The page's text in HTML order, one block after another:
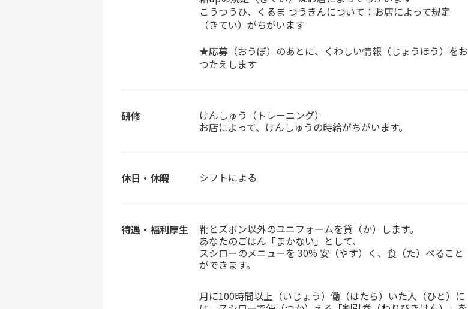
こうつうひ、くるま つうきんについて：お店によって規定
（きてい）がちがいます
★応募（おうぼ）のあとに、くわしい情報（じょうほう）をお
つたえします
研修
けんしゅう（トレーニング）
お店によって、けんしゅうの時給がちがいます。
休日・休暇 シフトによる
待遇・福利厚生
靴とズボン以外のユニフォームを貸（か）します。
あなたのごはん「まかない」として、
スシローのメニューを 30% 安（やす）く、食（た）べること
ができます。
月に100時間以上（いじょう）働（はたら）いた人（ひと）に